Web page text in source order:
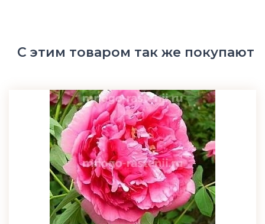
С этим товаром так же покупают